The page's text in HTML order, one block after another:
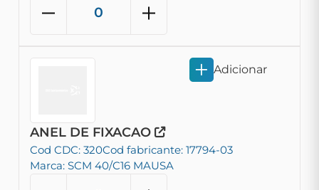
ANEL DE FIXACAO
Cod CDC: 320Cod fabricante: 17794-03
Marca: SCM 40/C16 MAUSA
Adicionar